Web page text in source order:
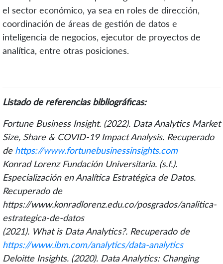
el sector económico, ya sea en roles de dirección,
coordinación de áreas de gestión de datos e
inteligencia de negocios, ejecutor de proyectos de
analítica, entre otras posiciones.
Listado de referencias bibliográficas:
Fortune Business Insight. (2022). Data Analytics Market
Size, Share & COVID-19 Impact Analysis. Recuperado
de https://www.fortunebusinessinsights.com
Konrad Lorenz Fundación Universitaria. (s.f.).
Especialización en Analítica Estratégica de Datos.
Recuperado de
https://www.konradlorenz.edu.co/posgrados/analitica-
estrategica-de-datos
(2021). What is Data Analytics?. Recuperado de
https://www.ibm.com/analytics/data-analytics
Deloitte Insights. (2020). Data Analytics: Changing